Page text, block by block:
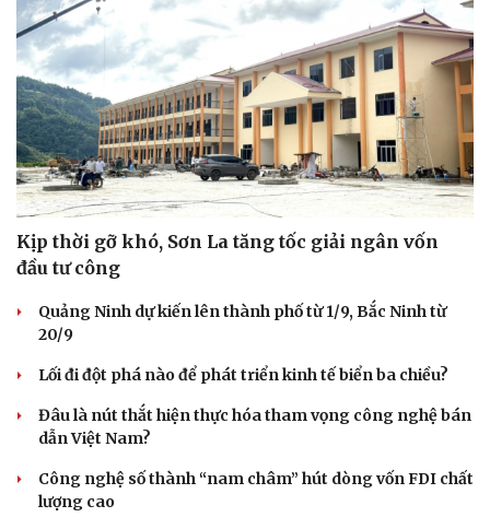
Văn hóa
Sân khấu - Điện ảnh
Văn học
Âm nhạc
Di sản
Nghệ sĩ
Thời trang
Sao Việt
Kịp thời gỡ khó, Sơn La tăng tốc giải ngân vốn
đầu tư công
Quảng Ninh dự kiến lên thành phố từ 1/9, Bắc Ninh từ
20/9
Lối đi đột phá nào để phát triển kinh tế biển ba chiều?
Đâu là nút thắt hiện thực hóa tham vọng công nghệ bán
dẫn Việt Nam?
Công nghệ số thành “nam châm” hút dòng vốn FDI chất
lượng cao